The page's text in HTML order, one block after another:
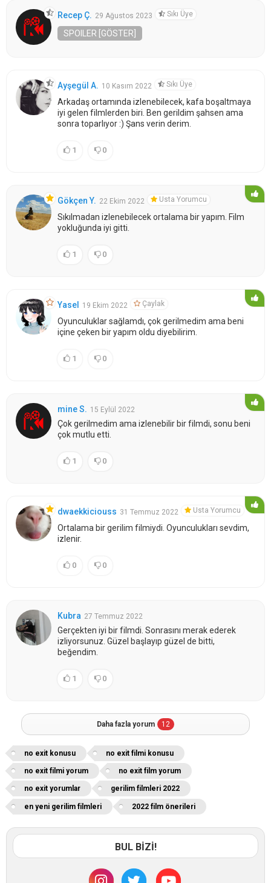
Recep Ç. 29 Ağustos 2023 Sıkı Üye
SPOILER [GÖSTER]
Ayşegül A. 10 Kasım 2022 Sıkı Üye
Arkadaş ortamında izlenebilecek, kafa boşaltmaya
iyi gelen filmlerden biri. Ben gerildim şahsen ama
sonra toparlıyor :) Şans verin derim.
1 0
Gökçen Y. 22 Ekim 2022 Usta Yorumcu
Sıkılmadan izlenebilecek ortalama bir yapım. Film
yokluğunda iyi gitti.
1 0
Yasel 19 Ekim 2022 Çaylak
Oyunculuklar sağlamdı, çok gerilmedim ama beni
içine çeken bir yapım oldu diyebilirim.
1 0
mine S. 15 Eylül 2022
Çok gerilmedim ama izlenebilir bir filmdi, sonu beni
çok mutlu etti.
1 0
dwaekkiciouss 31 Temmuz 2022 Usta Yorumcu
Ortalama bir gerilim filmiydi. Oyunculukları sevdim,
izlenir.
0 0
Kubra 27 Temmuz 2022
Gerçekten iyi bir filmdi. Sonrasını merak ederek
izliyorsunuz. Güzel başlayıp güzel de bitti,
beğendim.
1 0
Daha fazla yorum 12
no exit konusu no exit filmi konusu
no exit filmi yorum no exit film yorum
no exit yorumlar gerilim filmleri 2022
en yeni gerilim filmleri 2022 film önerileri
BUL BİZİ!